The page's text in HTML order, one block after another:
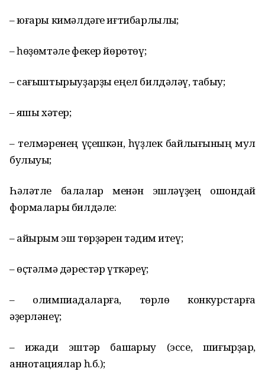
– юғары кимәлдәге иғтибарлылыҡ;
– һөҙөмтәле фекер йөрөтөү;
– сағыштырыуҙарҙы еңел билдәләү, табыу;
– яҡшы хәтер;
– телмәренең үҫешкән, һүҙлек байлығының мул
булыуы;
Һәләтле балалар менән эшләүҙең ошондай
формалары билдәле:
– айырым эш төрҙәрен тәҡдим итеү;
– өҫтәлмә дәрестәр үткәреү;
– олимпиадаларға, төрлө конкурстарға
әҙерләнеү;
– ижади эштәр башҡарыу (эссе, шиғырҙар,
аннотациялар һ.б.);